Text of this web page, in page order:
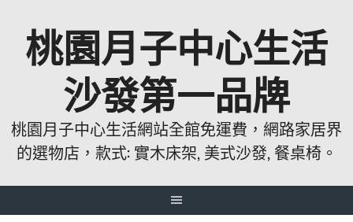
桃園月子中心生活
沙發第一品牌
桃園月子中心生活網站全館免運費，網路家居界
的選物店，款式: 實木床架, 美式沙發, 餐桌椅。